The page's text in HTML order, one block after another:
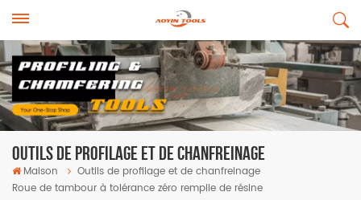
Outils De Profilage Et De Chanfreinage
Maison
Outils de profilage et de chanfreinage
Roue de tambour à tolérance zéro remplie de résine